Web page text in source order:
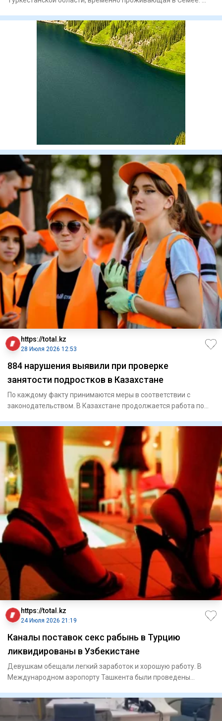
https://total.kz
28 Июля 2026 12:53
884 нарушения выявили при проверке
занятости подростков в Казахстане
По каждому факту принимаются меры в соответствии с
законодательством. В Казахстане продолжается работа по
https://total.kz
24 Июля 2026 21:19
Каналы поставок секс рабынь в Турцию
ликвидированы в Узбекистане
Девушкам обещали легкий заработок и хорошую работу. В
Международном аэропорту Ташкента были проведены